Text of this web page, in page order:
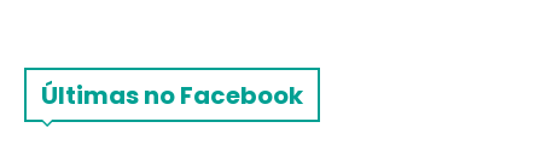
Últimas no Facebook